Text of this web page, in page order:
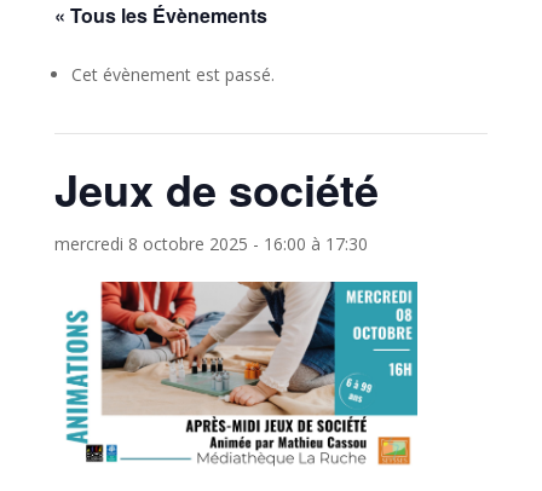
« Tous les Évènements
Cet évènement est passé.
Jeux de société
mercredi 8 octobre 2025 - 16:00 à 17:30